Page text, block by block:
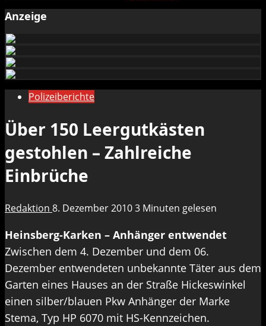
Anzeige
Polizeiberichte
Über 150 Leergutkästen
gestohlen – Zahlreiche
Einbrüche
Redaktion 8. Dezember 20103 Minuten gelesen
Heinsberg-Karken – Anhänger entwendet
Zwischen dem 4. Dezember und dem 06.
Dezember entwendeten unbekannte Täter aus dem
Garten eines Hauses an der Straße Hickeswinkel
einen silber/blauen Pkw Anhänger der Marke
Stema, Typ HP 6070 mit HS-Kennzeichen.